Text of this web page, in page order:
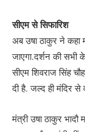
सीएम से सिफारिश
अब उषा ठाकुर ने कहा
जाएगा.दर्शन की सभी
सीएम शिवराज सिंह
दी है. जल्द ही मंदिर से
मंत्री उषा ठाकुर